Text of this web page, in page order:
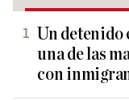
Un detenido
una de las
con